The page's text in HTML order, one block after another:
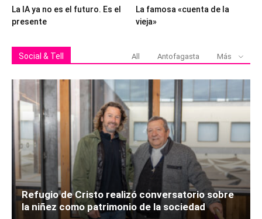
La IA ya no es el futuro. Es el
presente
La famosa «cuenta de la
vieja»
Social & Tell All Antofagasta Más
Refugio de Cristo realizó conversatorio sobre
la niñez como patrimonio de la sociedad